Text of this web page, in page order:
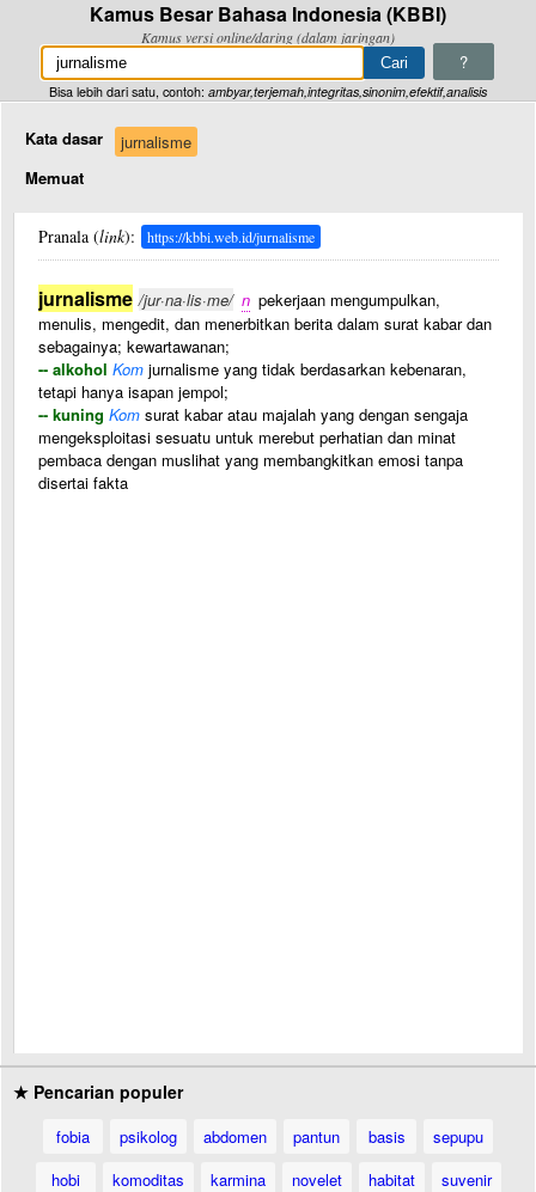
Kamus Besar Bahasa Indonesia (KBBI)
Kamus versi online/daring (dalam jaringan)
?
Bisa lebih dari satu, contoh: ambyar,terjemah,integritas,sinonim,efektif,analisis
Kata dasar
jurnalisme
Memuat
Pranala (link): https://kbbi.web.id/jurnalisme
jurnalisme /jur·na·lis·me/ n pekerjaan mengumpulkan,
menulis, mengedit, dan menerbitkan berita dalam surat kabar dan
sebagainya; kewartawanan;
-- alkohol Kom jurnalisme yang tidak berdasarkan kebenaran,
tetapi hanya isapan jempol;
-- kuning Kom surat kabar atau majalah yang dengan sengaja
mengeksploitasi sesuatu untuk merebut perhatian dan minat
pembaca dengan muslihat yang membangkitkan emosi tanpa
disertai fakta
★ Pencarian populer
fobia psikolog abdomen pantun basis
sepupu
hobi
komoditas karmina novelet habitat
suvenir